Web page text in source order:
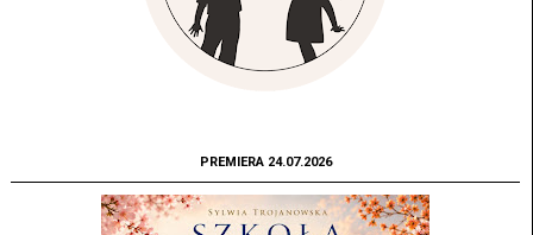
PREMIERA 24.07.2026